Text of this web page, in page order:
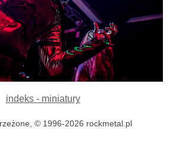
indeks - miniatury
© 1996-2026 rockmetal.pl